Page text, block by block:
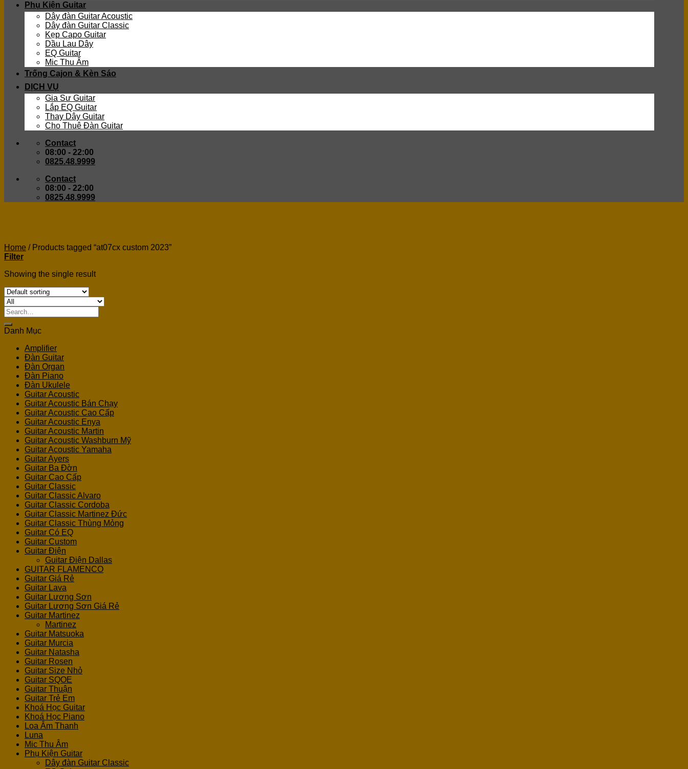
Phụ Kiện Guitar
Dây đàn Guitar Acoustic
Dây đàn Guitar Classic
Kẹp Capo Guitar
Dầu Lau Dây
EQ Guitar
Mic Thu Âm
Trống Cajon & Kèn Sáo
DỊCH VỤ
Gia Sư Guitar
Lắp EQ Guitar
Thay Dây Guitar
Cho Thuê Đàn Guitar
Contact
08:00 - 22:00
0825.48.9999
Contact
08:00 - 22:00
0825.48.9999
Home /Products tagged “at07cx custom 2023”
Filter
Showing the single result
Search
for:
Danh Mục
Amplifier
Đàn Guitar
Đàn Organ
Đàn Piano
Đàn Ukulele
Guitar Acoustic
Guitar Acoustic Bán Chạy
Guitar Acoustic Cao Cấp
Guitar Acoustic Enya
Guitar Acoustic Martin
Guitar Acoustic Washburn Mỹ
Guitar Acoustic Yamaha
Guitar Ayers
Guitar Ba Đờn
Guitar Cao Cấp
Guitar Classic
Guitar Classic Alvaro
Guitar Classic Cordoba
Guitar Classic Martinez Đức
Guitar Classic Thùng Mỏng
Guitar Có EQ
Guitar Custom
Guitar Điện
Guitar Điện Dallas
GUITAR FLAMENCO
Guitar Giá Rẻ
Guitar Lava
Guitar Lương Sơn
Guitar Lương Sơn Giá Rẻ
Guitar Martinez
Martinez
Guitar Matsuoka
Guitar Murcia
Guitar Natasha
Guitar Rosen
Guitar Size Nhỏ
Guitar SQOE
Guitar Thuận
Guitar Trẻ Em
Khoá Học Guitar
Khoá Học Piano
Loa Âm Thanh
Luna
Mic Thu Âm
Phụ Kiện Guitar
Dây đàn Guitar Classic